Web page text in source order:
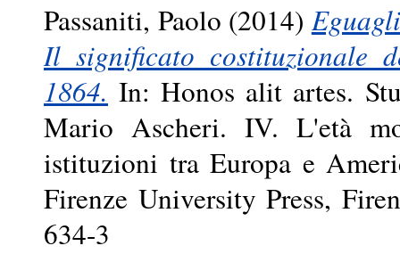
Passaniti, Paolo (2014)
Il significato costituzionale
1864. In: Honos alit artes.
Mario Ascheri. IV. L'età
istituzioni tra Europa e
Firenze University Press,
634-3